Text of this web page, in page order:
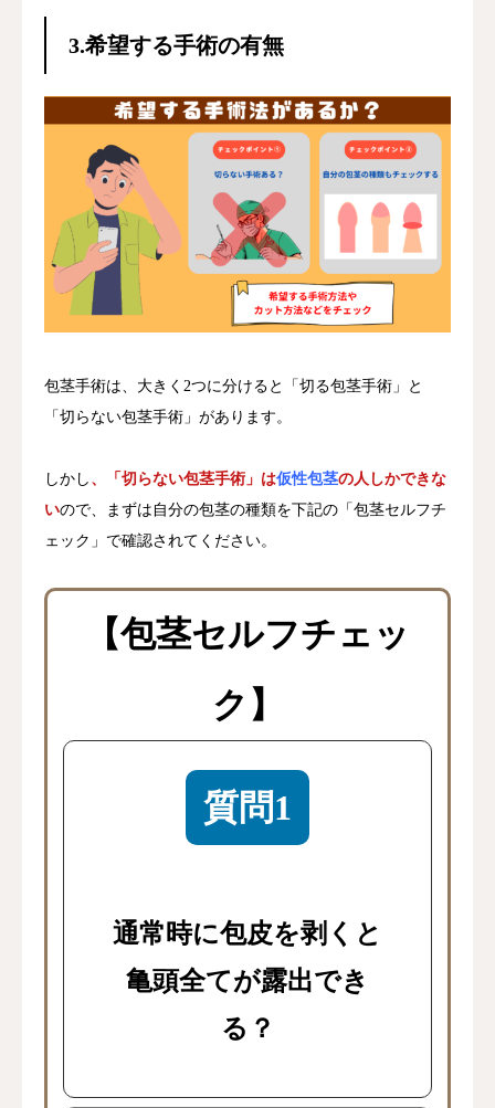
3.希望する手術の有無
包茎手術は、大きく2つに分けると「切る包茎手術」と
「切らない包茎手術」があります。
しかし 、「切らない包茎手術」は仮性包茎の人しかできな
いので、まずは自分の包茎の種類を下記の「包茎セルフチ
ェック」で確認されてください。
【包茎セルフチェッ
ク】
質問1
通常時に包皮を剥くと
亀頭全てが露出でき
る？